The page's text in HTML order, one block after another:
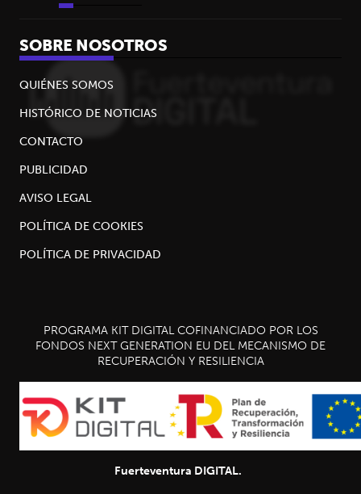
SOBRE NOSOTROS
QUIÉNES SOMOS
HISTÓRICO DE NOTICIAS
CONTACTO
PUBLICIDAD
AVISO LEGAL
POLÍTICA DE COOKIES
POLÍTICA DE PRIVACIDAD
PROGRAMA KIT DIGITAL COFINANCIADO POR LOS
FONDOS NEXT GENERATION EU DEL MECANISMO DE
RECUPERACIÓN Y RESILIENCIA
Fuerteventura DIGITAL.